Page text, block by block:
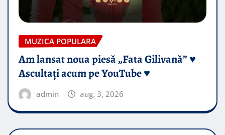
MUZICA POPULARA
Am lansat noua piesă „Fata Gilivană” ♥️
Ascultați acum pe YouTube ♥️
admin aug. 3, 2026